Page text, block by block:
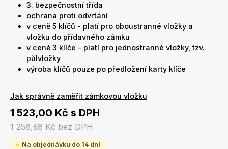
3. bezpečnostní třída
ochrana proti odvrtání
v ceně 5 klíčů - platí pro oboustranné vložky a
vložku do přídavného zámku
v ceně 3 klíče - platí pro jednostranné vložky, tzv.
půlvložky
výroba klíčů pouze po předložení karty klíče
Jak správně zaměřit zámkovou vložku
1 523,00 Kč s DPH
1 258,68 Kč bez DPH
Na objednávku do 14 dní